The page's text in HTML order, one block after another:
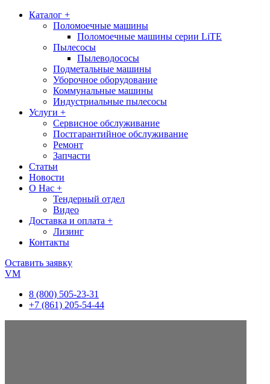
Каталог +
Поломоечные машины
Поломоечные машины серии LiTE
Пылесосы
Пылеводососы
Подметальные машины
Уборочное оборудование
Коммунальные машины
Индустриальные пылесосы
Услуги +
Сервисное обслуживание
Постгарантийное обслуживание
Ремонт
Запчасти
Статьи
Новости
О Нас +
Тендерный отдел
Видео
Доставка и оплата +
Лизинг
Контакты
Оставить заявку
VM
8 (800) 505-23-31
+7 (861) 205-54-44